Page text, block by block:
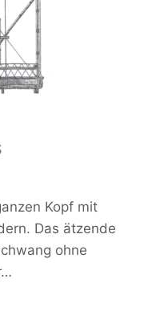
Kopf mit
Das ätzende
ohne